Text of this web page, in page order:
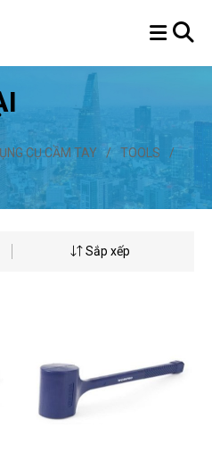
CỤ CẦM TAY / TOOLS /
Sắp xếp